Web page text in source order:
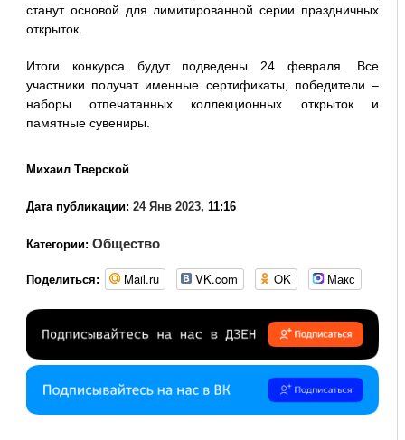
станут основой для лимитированной серии праздничных
открыток.
Итоги конкурса будут подведены 24 февраля. Все
участники получат именные сертификаты, победители –
наборы отпечатанных коллекционных открыток и
памятные сувениры.
Михаил Тверской
Дата публикации: 24 Янв 2023, 11:16
Категории: Общество
Поделиться: Mail.ru VK.com OK Макс